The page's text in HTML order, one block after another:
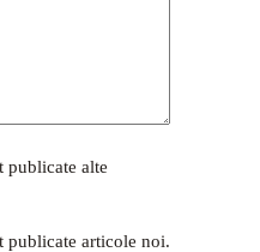
publicate alte
publicate articole noi.